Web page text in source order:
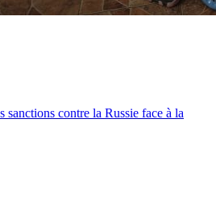
contre la Russie face à la